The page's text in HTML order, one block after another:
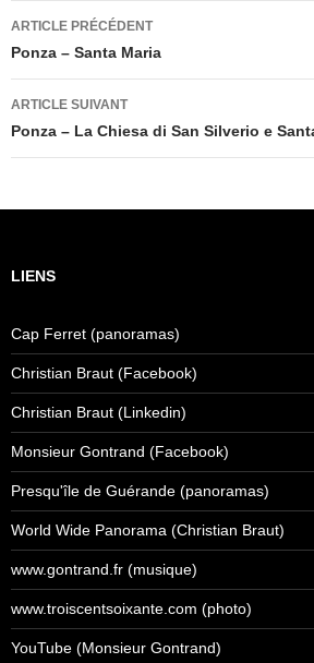
Navigation
des
articles
ARTICLE PRÉCÉDENT
Ponza – Santa Maria
ARTICLE SUIVANT
Ponza – La Chiesa di San Silverio e
LIENS
Cap Ferret (panoramas)
Christian Braut (Facebook)
Christian Braut (Linkedin)
Monsieur Gontrand (Facebook)
Presqu'île de Guérande (panoramas)
World Wide Panorama (Christian Braut)
www.gontrand.fr (musique)
www.troiscentsoixante.com (photo)
YouTube (Monsieur Gontrand)